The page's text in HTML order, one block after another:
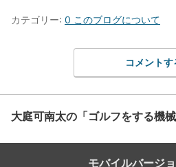
カテゴリー: 0 このブログについて
コメントす
大庭可南太の「ゴルフをする機
モバイルバージ